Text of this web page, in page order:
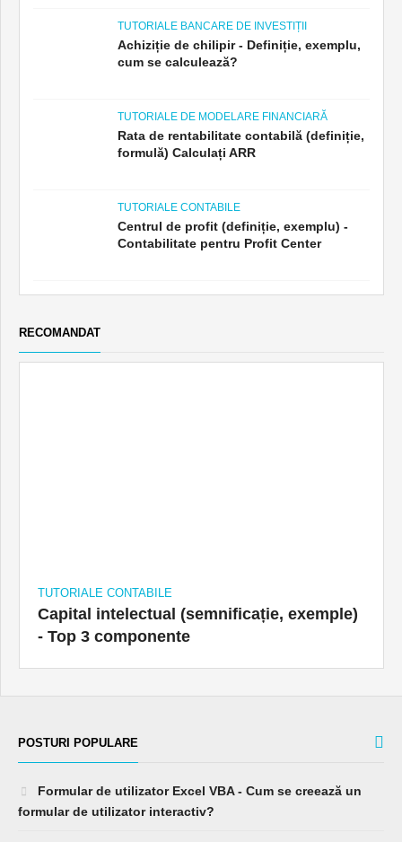
TUTORIALE BANCARE DE INVESTIȚII
Achiziție de chilipir - Definiție, exemplu,
cum se calculează?
TUTORIALE DE MODELARE FINANCIARĂ
Rata de rentabilitate contabilă (definiție,
formulă) Calculați ARR
TUTORIALE CONTABILE
Centrul de profit (definiție, exemplu) -
Contabilitate pentru Profit Center
RECOMANDAT
TUTORIALE CONTABILE
Capital intelectual (semnificație, exemple)
- Top 3 componente
POSTURI POPULARE
Formular de utilizator Excel VBA - Cum se creează un
formular de utilizator interactiv?